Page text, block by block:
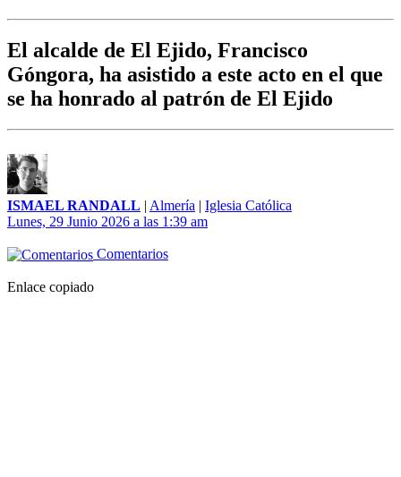
El alcalde de El Ejido, Francisco
Góngora, ha asistido a este acto en el que
se ha honrado al patrón de El Ejido
ISMAEL RANDALL | Almería | Iglesia Católica
Lunes, 29 Junio 2026 a las 1:39 am
Comentarios
Enlace copiado